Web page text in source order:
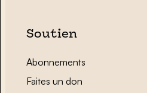
Soutien
Abonnements
Faites un don